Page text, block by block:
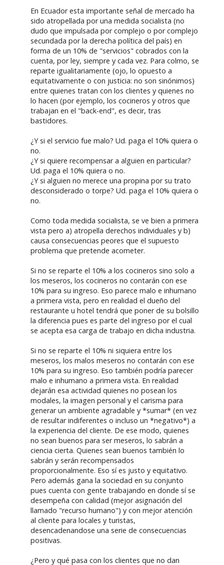
En Ecuador esta importante señal de mercado ha
sido atropellada por una medida socialista (no
dudo que impulsada por complejo o por complejo
secundada por la derecha política del país) en
forma de un 10% de "servicios" cobrados con la
cuenta, por ley, siempre y cada vez. Para colmo, se
reparte igualitariamente (ojo, lo opuesto a
equitativamente o con justicia: no son sinónimos)
entre quienes tratan con los clientes y quienes no
lo hacen (por ejemplo, los cocineros y otros que
trabajan en el "back-end", es decir, tras
bastidores.
¿Y si el servicio fue malo? Ud. paga el 10% quiera o
no.
¿Y si quiere recompensar a alguien en particular?
Ud. paga el 10% quiera o no.
¿Y si alguien no merece una propina por su trato
desconsiderado o torpe? Ud. paga el 10% quiera o
no.
Como toda medida socialista, se ve bien a primera
vista pero a) atropella derechos individuales y b)
causa consecuencias peores que el supuesto
problema que pretende acometer.
Si no se reparte el 10% a los cocineros sino solo a
los meseros, los cocineros no contarán con ese
10% para su ingreso. Eso parece malo e inhumano
a primera vista, pero en realidad el dueño del
restaurante u hotel tendrá que poner de su bolsillo
la diferencia pues es parte del ingreso por el cual
se acepta esa carga de trabajo en dicha industria.
Si no se reparte el 10% ni siquiera entre los
meseros, los malos meseros no contarán con ese
10% para su ingreso. Eso también podría parecer
malo e inhumano a primera vista. En realidad
dejarán esa actividad quienes no posean los
modales, la imagen personal y el carisma para
generar un ambiente agradable y *sumar* (en vez
de resultar indiferentes o incluso un *negativo*) a
la experiencia del cliente. De ese modo, quienes
no sean buenos para ser meseros, lo sabrán a
ciencia cierta. Quienes sean buenos también lo
sabrán y serán recompensados
proporcionalmente. Eso sí es justo y equitativo.
Pero además gana la sociedad en su conjunto
pues cuenta con gente trabajando en donde sí se
desempeña con calidad (mejor asignación del
llamado "recurso humano") y con mejor atención
al cliente para locales y turistas,
desencadenandose una serie de consecuencias
positivas.
¿Pero y qué pasa con los clientes que no dan